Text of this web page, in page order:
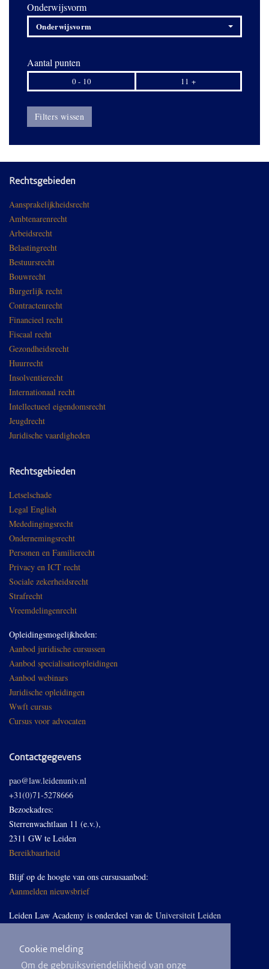
Cookie melding
Om de gebruiksvriendelijkheid van onze
Onderwijsvorm
Onderwijsvorm
Aantal punten
0 - 10 11 +
Filters wissen
Rechtsgebieden
Aansprakelijkheidsrecht
Ambtenarenrecht
Arbeidsrecht
Belastingrecht
Bestuursrecht
Bouwrecht
Burgerlijk recht
Contractenrecht
Financieel recht
Fiscaal recht
Gezondheidsrecht
Huurrecht
Insolventierecht
Internationaal recht
Intellectueel eigendomsrecht
Jeugdrecht
Juridische vaardigheden
Rechtsgebieden
Letselschade
Legal English
Mededingingsrecht
Ondernemingsrecht
Personen en Familierecht
Privacy en ICT recht
Sociale zekerheidsrecht
Strafrecht
Vreemdelingenrecht
Opleidingsmogelijkheden:
Aanbod juridische cursussen
Aanbod specialisatieopleidingen
Aanbod webinars
Juridische opleidingen
Wwft cursus
Cursus voor advocaten
Contactgegevens
pao@law.leidenuniv.nl
+31(0)71-5278666
Bezoekadres:
Sterrenwachtlaan 11 (e.v.),
2311 GW te Leiden
Bereikbaarheid
Blijf op de hoogte van ons cursusaanbod:
Aanmelden nieuwsbrief
Leiden Law Academy is onderdeel van de Universiteit Leiden
Volg ons op LinkedIn